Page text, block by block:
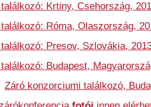
Krtiny, Csehország,
Róma, Olaszország,
Presov, Szlovákia,
Budapest,
Záró konzorciumi találkozó,